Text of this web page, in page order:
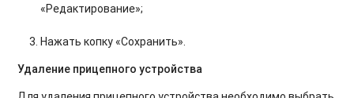
«Редактирование»;
Нажать копку «Сохранить».
Удаление прицепного устройства